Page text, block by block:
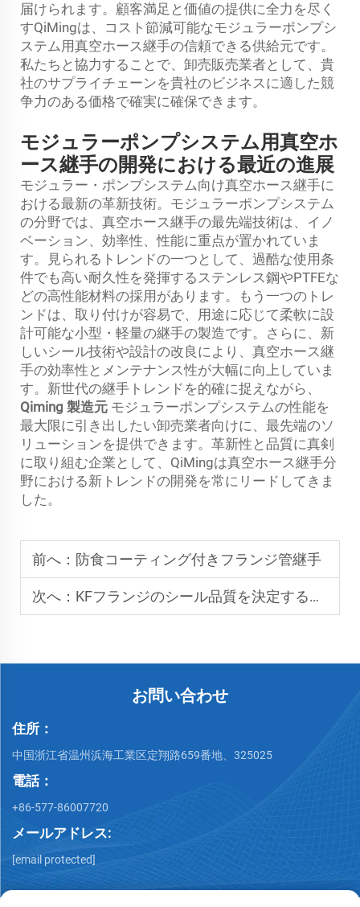
届けられます。顧客満足と価値の提供に全力を尽く
すQiMingは、コスト節減可能なモジュラーポンプシ
ステム用真空ホース継手の信頼できる供給元です。
私たちと協力することで、卸売販売業者として、貴
社のサプライチェーンを貴社のビジネスに適した競
争力のある価格で確実に確保できます。
モジュラーポンプシステム用真空ホ
ース継手の開発における最近の進展
モジュラー・ポンプシステム向け真空ホース継手に
おける最新の革新技術。モジュラーポンプシステム
の分野では、真空ホース継手の最先端技術は、イノ
ベーション、効率性、性能に重点が置かれていま
す。見られるトレンドの一つとして、過酷な使用条
件でも高い耐久性を発揮するステンレス鋼やPTFEな
どの高性能材料の採用があります。もう一つのトレ
ンドは、取り付けが容易で、用途に応じて柔軟に設
計可能な小型・軽量の継手の製造です。さらに、新
しいシール技術や設計の改良により、真空ホース継
手の効率性とメンテナンス性が大幅に向上していま
す。新世代の継手トレンドを的確に捉えながら、
Qiming 製造元 モジュラーポンプシステムの性能を
最大限に引き出したい卸売業者向けに、最先端のソ
リューションを提供できます。革新性と品質に真剣
に取り組む企業として、QiMingは真空ホース継手分
野における新トレンドの開発を常にリードしてきま
した。
前へ： 防食コーティング付きフランジ管継手
次へ： KFフランジのシール品質を決定するのは何ですか？
お問い合わせ
住所：
中国浙江省温州浜海工業区定翔路659番地、325025
電話：
+86-577-86007720
メールアドレス:
[email protected]